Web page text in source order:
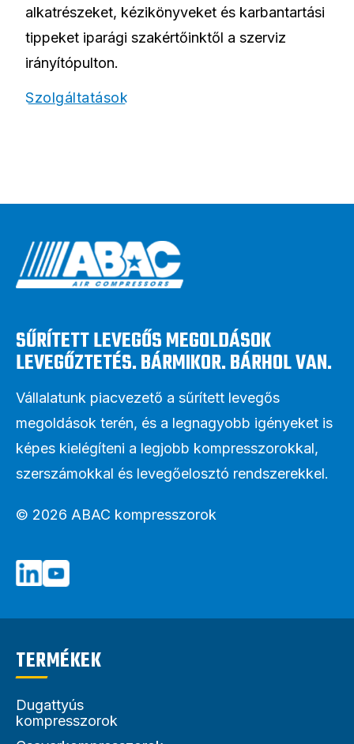
alkatrészeket, kézikönyveket és karbantartási
tippeket iparági szakértőinktől a szerviz
irányítópulton.
Szolgáltatások
SŰRÍTETT LEVEGŐS MEGOLDÁSOK
LEVEGŐZTETÉS. BÁRMIKOR. BÁRHOL VAN.
Vállalatunk piacvezető a sűrített levegős
megoldások terén, és a legnagyobb igényeket is
képes kielégíteni a legjobb kompresszorokkal,
szerszámokkal és levegőelosztó rendszerekkel.
© 2026 ABAC kompresszorok
TERMÉKEK
Dugattyús
kompresszorok